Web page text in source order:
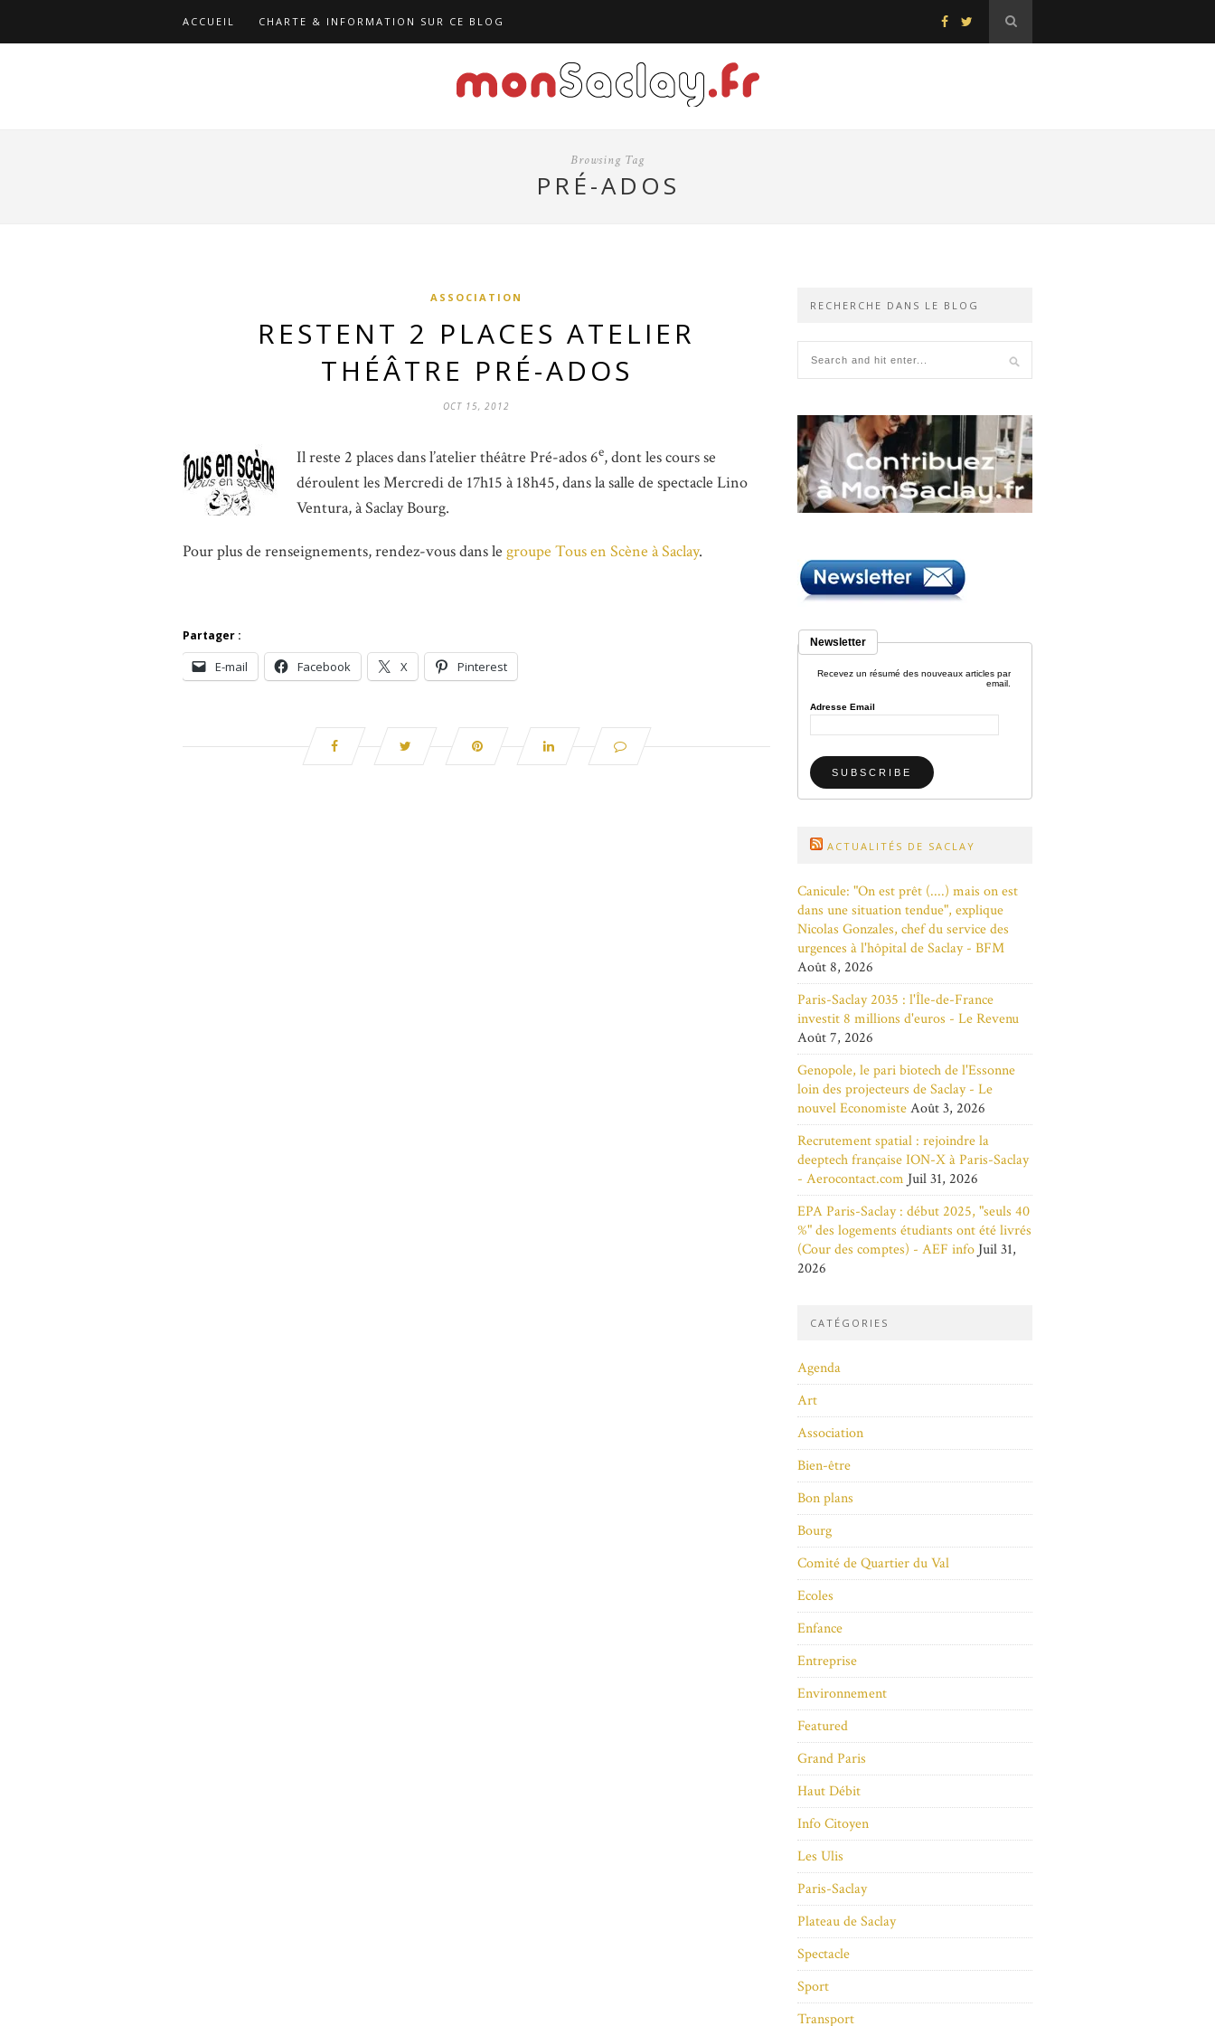
ACCUEIL CHARTE & INFORMATION SUR CE BLOG
Browsing Tag
PRÉ-ADOS
ASSOCIATION
RESTENT 2 PLACES ATELIER
THÉÂTRE PRÉ-ADOS
OCT 15, 2012
Il reste 2 places dans l’atelier théâtre Pré-ados 6e, dont les cours se
déroulent les Mercredi de 17h15 à 18h45, dans la salle de spectacle Lino
Ventura, à Saclay Bourg.
Pour plus de renseignements, rendez-vous dans le groupe Tous en Scène à Saclay.
Partager :
E-mail Facebook X Pinterest
RECHERCHE DANS LE BLOG
Newsletter
Recevez un résumé des nouveaux articles par
email.
Adresse Email
ACTUALITÉS DE SACLAY
Canicule: "On est prêt (....) mais on est
dans une situation tendue", explique
Nicolas Gonzales, chef du service des
urgences à l'hôpital de Saclay - BFM
Août 8, 2026
Paris-Saclay 2035 : l'Île-de-France
investit 8 millions d'euros - Le Revenu
Août 7, 2026
Genopole, le pari biotech de l'Essonne
loin des projecteurs de Saclay - Le
nouvel EconomisteAoût 3, 2026
Recrutement spatial : rejoindre la
deeptech française ION-X à Paris-Saclay
- Aerocontact.com Juil 31, 2026
EPA Paris-Saclay : début 2025, "seuls 40
%" des logements étudiants ont été livrés
(Cour des comptes) - AEF info Juil 31,
2026
CATÉGORIES
Agenda
Art
Association
Bien-être
Bon plans
Bourg
Comité de Quartier du Val
Ecoles
Enfance
Entreprise
Environnement
Featured
Grand Paris
Haut Débit
Info Citoyen
Les Ulis
Paris-Saclay
Plateau de Saclay
Spectacle
Sport
Transport